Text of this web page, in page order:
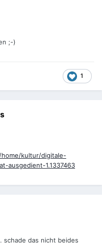
;-)
1
kultur/digitale-
ausgedient-1.1337463
schade das nicht beides